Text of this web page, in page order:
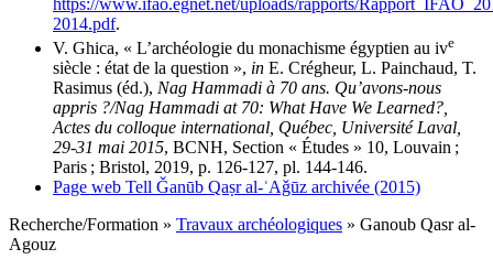
2014.pdf.
V. Ghica, « L’archéologie du monachisme égyptien au ive
siècle : état de la question », in E. Crégheur, L. Painchaud, T.
Rasimus (éd.), Nag Hammadi à 70 ans. Qu’avons-nous
appris ?/Nag Hammadi at 70: What Have We Learned?,
Actes du colloque international, Québec, Université Laval,
29-31 mai 2015, BCNH, Section « Études » 10, Louvain ;
Paris ; Bristol, 2019, p. 126-127, pl. 144-146.
Page web Tell Ǧanūb Qaṣr al-ʿAǧūz archivée (2015)
Recherche/Formation » Travaux archéologiques » Ganoub Qasr al-
Agouz